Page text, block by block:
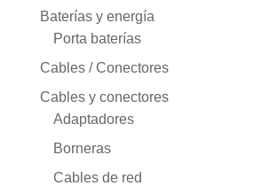
Baterías y energía
Porta baterías
Cables / Conectores
Cables y conectores
Adaptadores
Borneras
Cables de red